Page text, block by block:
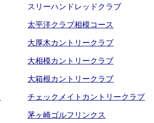
スリーハンドレッドクラブ
太平洋クラブ相模コース
大厚木カントリークラブ
大相模カントリークラブ
大箱根カントリークラブ
チェックメイトカントリークラブ
茅ヶ崎ゴルフリンクス